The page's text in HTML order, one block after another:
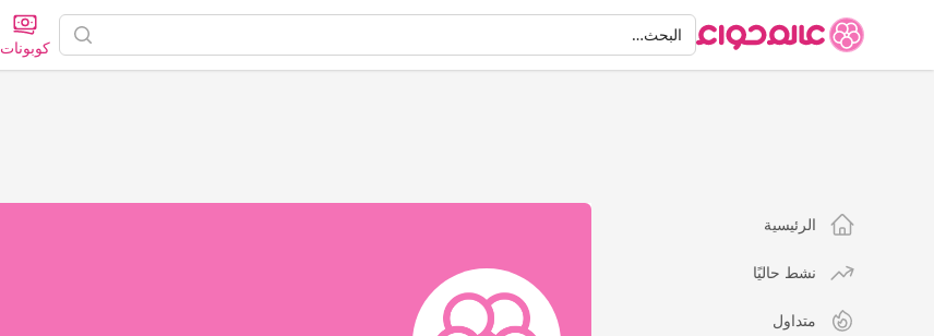
البحثالبحث…
كوبونات
الرئيسية
نشط حاليًا
متداول